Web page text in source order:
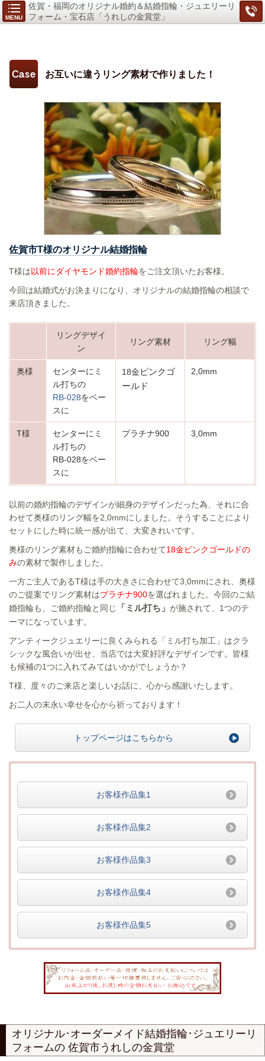
MENU
佐賀・福岡のオリジナル婚約＆結婚指輪・ジュエリーリ
フォーム・宝石店「うれしの金賞堂」
お互いに違うリング素材で作りました！
佐賀市T様のオリジナル結婚指輪
T様は以前にダイヤモンド婚約指輪をご注文頂いたお客様。
今回は結婚式がお決まりになり、オリジナルの結婚指輪の相談で
来店頂きました。
リングデザイ
ン
リング素材 リング幅
奥様
センターにミ
ル打ちの
RB-028をベー
スに
18金ピンクゴ
ールド
2,0mm
T様
センターにミ
ル打ちの
RB-028をベー
スに
プラチナ900 3,0mm
以前の婚約指輪のデザインが細身のデザインだった為、それに合
わせて奥様のリング幅を2,0mmにしました。 そうすることにより
セットにした時に統一感が出て、大変きれいです。
奥様のリング素材もご婚約指輪に合わせて18金ピンクゴールドの
みの素材で製作しました。
一方ご主人であるT様は手の大きさに合わせて3,0mmにされ、奥様
のご提案でリング素材はプラチナ900を選ばれました。 今回のご結
婚指輪も、ご婚約指輪と同じ
「ミル打ち」 が施されて、1つのテ
ーマになっています。
アンティークジュエリーに良くみられる「ミル打ち加工」はクラ
シックな風合いが出せ、当店では大変好評なデザインです。 皆様
も候補の1つに入れてみてはいかがでしょうか？
T様、度々のご来店と楽しいお話に、心から感謝いたします。
お二人の末永い幸せを心から祈っております！
トップページはこちらから
お客様作品集1
お客様作品集2
お客様作品集3
お客様作品集4
お客様作品集5
オリジナル･オーダーメイド結婚指輪･ジュエリーリ
フォームの 佐賀市うれしの金賞堂